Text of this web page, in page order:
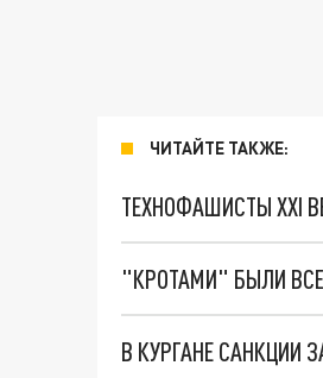
ЧИТАЙТЕ ТАКЖЕ:
ТЕХНОФАШИСТЫ XXI
"КРОТАМИ" БЫЛИ
В КУРГАНЕ САНКЦИИ